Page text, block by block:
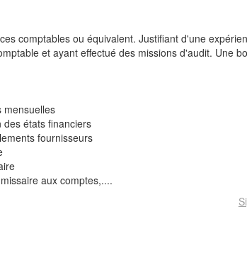
comptables ou équivalent. Justifiant d'une
et ayant effectué des missions d'audit. Une
mensuelles
des états financiers
fournisseurs
aux comptes,....